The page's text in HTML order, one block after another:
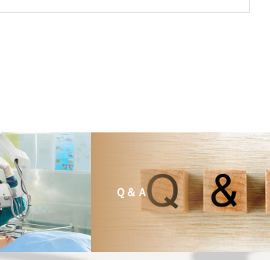
Ｑ＆Ａ